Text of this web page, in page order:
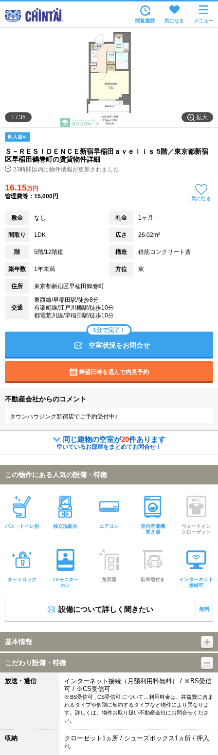
沿線・駅から
住所から
家賃相場から
通勤通学時間から
物件特集から
不動産会社から
閲覧履歴 気になる メニュー
拡大
1 /35
即入居可
Ｓ－ＲＥＳＩＤＥＮＣＥ新宿早稲田ａｖｅｌｉｓ 5階／東京都新宿
区早稲田鶴巻町の賃貸物件詳細
23時間以内に物件情報が更新されました
16.15万円
管理費等：15,000円
気になる
敷金 なし 礼金 1ヶ月
間取り 1DK 広さ 26.02m²
階 5階/12階建 構造 鉄筋コンクリート造
築年数 1年未満 方位 東
住所 東京都新宿区早稲田鶴巻町
交通
東西線/早稲田駅/徒歩8分
有楽町線/江戸川橋駅/徒歩10分
都電荒川線/早稲田駅/徒歩10分
1分で完了！
空室状況をお問合せ
希望日時を選んで内見予約
不動産会社からのコメント
タウンハウジング新宿店でご予約受付中♪
同じ建物の空室が20件あります
空いているお部屋をまとめてお問合せ！
この物件にある人気の設備・特徴
バス・トイレ別 独立洗面台 エアコン
室内洗濯機
置き場
ウォークイン
クローゼット
オートロック
TVモニター
ホン
角部屋 駐車場付き
インターネット
接続可
設備について詳しく聞きたい 無料
基本情報
こだわり設備・特徴
放送・通信
インターネット接続（月額利用料無料） / ※BS受信
可 / ※CS受信可
※ BS受信可 , CS受信可 について…利用料金は、共益費に含ま
れるタイプや個別に契約するタイプなど物件により異なりま
す。詳しくは、物件お取り扱い不動産会社にお問合せくださ
い。
収納
クローゼット1ヵ所 / シューズボックス1ヵ所 / 押入
れ